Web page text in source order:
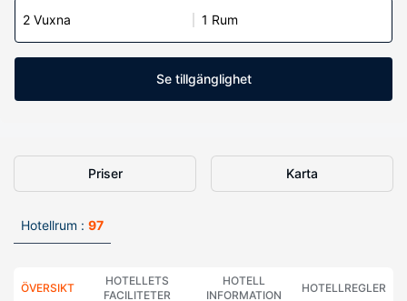
2 Vuxna 1 Rum
Se tillgänglighet
Priser Karta
Hotellrum : 97
ÖVERSIKT
HOTELLETS
FACILITETER
HOTELL
INFORMATION
HOTELLREGLER